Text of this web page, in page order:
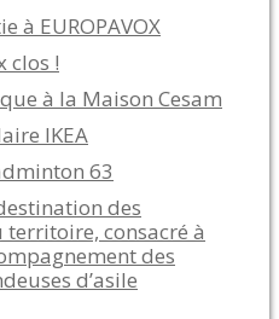
à EUROPAVOX
clos !
à la Maison Cesam
IKEA
63
des
consacré à
des
d’asile